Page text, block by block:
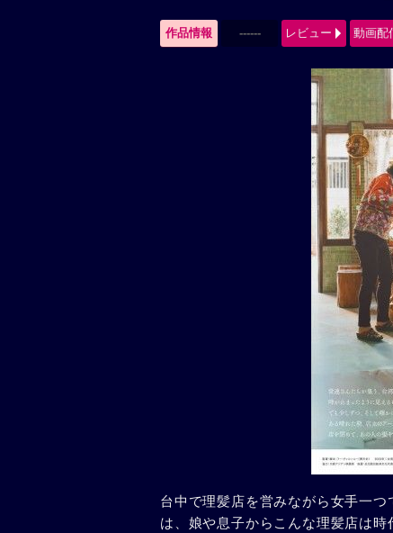
作品情報 ------ レビュー 動画配
台中で理髪店を営みながら女手一つ
は、娘や息子からこんな理髪店は